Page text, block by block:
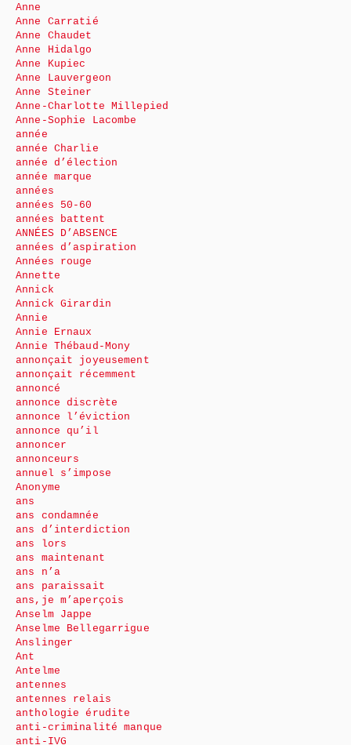
Anne
Anne Carratié
Anne Chaudet
Anne Hidalgo
Anne Kupiec
Anne Lauvergeon
Anne Steiner
Anne-Charlotte Millepied
Anne-Sophie Lacombe
année
année Charlie
année d’élection
année marque
années
années 50-60
années battent
ANNÉES D’ABSENCE
années d’aspiration
Années rouge
Annette
Annick
Annick Girardin
Annie
Annie Ernaux
Annie Thébaud-Mony
annonçait joyeusement
annonçait récemment
annoncé
annonce discrète
annonce l’éviction
annonce qu’il
annoncer
annonceurs
annuel s’impose
Anonyme
ans
ans condamnée
ans d’interdiction
ans lors
ans maintenant
ans n’a
ans paraissait
ans,je m’aperçois
Anselm Jappe
Anselme Bellegarrigue
Anslinger
Ant
Antelme
antennes
antennes relais
anthologie érudite
anti-criminalité manque
anti-IVG